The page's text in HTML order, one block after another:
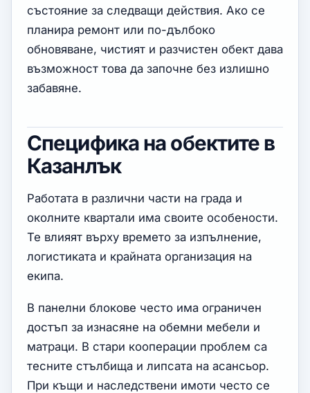
състояние за следващи действия. Ако се
планира ремонт или по-дълбоко
обновяване, чистият и разчистен обект дава
възможност това да започне без излишно
забавяне.
Специфика на обектите в
Казанлък
Работата в различни части на града и
околните квартали има своите особености.
Те влияят върху времето за изпълнение,
логистиката и крайната организация на
екипа.
В панелни блокове често има ограничен
достъп за изнасяне на обемни мебели и
матраци. В стари кооперации проблем са
тесните стълбища и липсата на асансьор.
При къщи и наследствени имоти често се